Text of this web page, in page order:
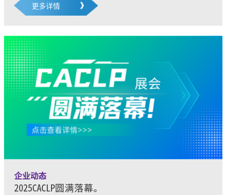
更多详情
企业动态
2025CACLP圆满落幕。